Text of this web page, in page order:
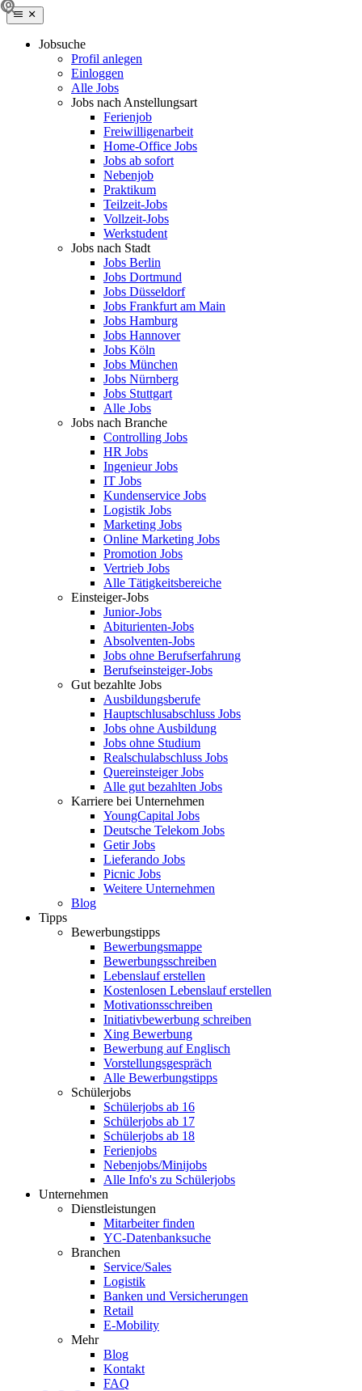
Jobsuche
Profil anlegen
Einloggen
Alle Jobs
Jobs nach Anstellungsart
Ferienjob
Freiwilligenarbeit
Home-Office Jobs
Jobs ab sofort
Nebenjob
Praktikum
Teilzeit-Jobs
Vollzeit-Jobs
Werkstudent
Jobs nach Stadt
Jobs Berlin
Jobs Dortmund
Jobs Düsseldorf
Jobs Frankfurt am Main
Jobs Hamburg
Jobs Hannover
Jobs Köln
Jobs München
Jobs Nürnberg
Jobs Stuttgart
Alle Jobs
Jobs nach Branche
Controlling Jobs
HR Jobs
Ingenieur Jobs
IT Jobs
Kundenservice Jobs
Logistik Jobs
Marketing Jobs
Online Marketing Jobs
Promotion Jobs
Vertrieb Jobs
Alle Tätigkeitsbereiche
Einsteiger-Jobs
Junior-Jobs
Abiturienten-Jobs
Absolventen-Jobs
Jobs ohne Berufserfahrung
Berufseinsteiger-Jobs
Gut bezahlte Jobs
Ausbildungsberufe
Hauptschlusabschluss Jobs
Jobs ohne Ausbildung
Jobs ohne Studium
Realschulabschluss Jobs
Quereinsteiger Jobs
Alle gut bezahlten Jobs
Karriere bei Unternehmen
YoungCapital Jobs
Deutsche Telekom Jobs
Getir Jobs
Lieferando Jobs
Picnic Jobs
Weitere Unternehmen
Blog
Tipps
Bewerbungstipps
Bewerbungsmappe
Bewerbungsschreiben
Lebenslauf erstellen
Kostenlosen Lebenslauf erstellen
Motivationsschreiben
Initiativbewerbung schreiben
Xing Bewerbung
Bewerbung auf Englisch
Vorstellungsgespräch
Alle Bewerbungstipps
Schülerjobs
Schülerjobs ab 16
Schülerjobs ab 17
Schülerjobs ab 18
Ferienjobs
Nebenjobs/Minijobs
Alle Info's zu Schülerjobs
Unternehmen
Dienstleistungen
Mitarbeiter finden
YC-Datenbanksuche
Branchen
Service/Sales
Logistik
Banken und Versicherungen
Retail
E-Mobility
Mehr
Blog
Kontakt
FAQ